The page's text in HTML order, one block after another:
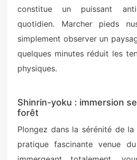
constitue un puissant
quotidien. Marcher pieds
simplement observer un
quelques minutes réduit les
physiques.
Shinrin-yoku : immersion
forêt
Plongez dans la sérénité de
pratique fascinante venue